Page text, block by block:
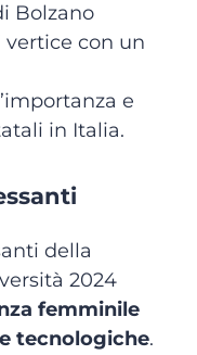
Bolzano
vertice con un
e
in Italia.
della
2024
femminile
tecnologiche.